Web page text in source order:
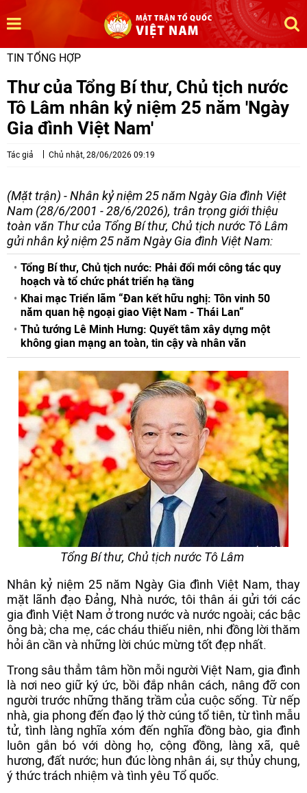
TIN TỔNG HỢP
Thư của Tổng Bí thư, Chủ tịch nước
Tô Lâm nhân kỷ niệm 25 năm 'Ngày
Gia đình Việt Nam'
Tác giả Chủ nhật, 28/06/2026 09:19
(Mặt trận) - Nhân kỷ niệm 25 năm Ngày Gia đình Việt
Nam (28/6/2001 - 28/6/2026), trân trọng giới thiệu
toàn văn Thư của Tổng Bí thư, Chủ tịch nước Tô Lâm
gửi nhân kỷ niệm 25 năm Ngày Gia đình Việt Nam:
Tổng Bí thư, Chủ tịch nước: Phải đổi mới công tác quy
hoạch và tổ chức phát triển hạ tầng
Khai mạc Triển lãm “Đan kết hữu nghị: Tôn vinh 50
năm quan hệ ngoại giao Việt Nam - Thái Lan“
Thủ tướng Lê Minh Hưng: Quyết tâm xây dựng một
không gian mạng an toàn, tin cậy và nhân văn
Tổng Bí thư, Chủ tịch nước Tô Lâm
Nhân kỷ niệm 25 năm Ngày Gia đình Việt Nam, thay
mặt lãnh đạo Đảng, Nhà nước, tôi thân ái gửi tới các
gia đình Việt Nam ở trong nước và nước ngoài; các bậc
ông bà; cha mẹ, các cháu thiếu niên, nhi đồng lời thăm
hỏi ân cần và những lời chúc mừng tốt đẹp nhất.
Trong sâu thẳm tâm hồn mỗi người Việt Nam, gia đình
là nơi neo giữ ký ức, bồi đắp nhân cách, nâng đỡ con
người trước những thăng trầm của cuộc sống. Từ nếp
nhà, gia phong đến đạo lý thờ cúng tổ tiên, từ tình mẫu
tử, tình làng nghĩa xóm đến nghĩa đồng bào, gia đình
luôn gắn bó với dòng họ, cộng đồng, làng xã, quê
hương, đất nước; hun đúc lòng nhân ái, sự thủy chung,
ý thức trách nhiệm và tình yêu Tổ quốc.